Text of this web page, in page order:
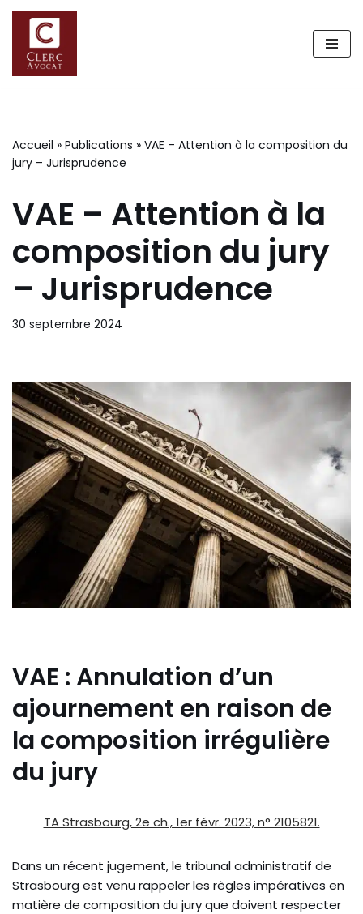
Aller
au
Accueil » Publications » VAE – Attention à la composition du
jury – Jurisprudence
VAE – Attention à la
composition du jury
– Jurisprudence
30 septembre 2024
VAE : Annulation d’un
ajournement en raison de
la composition irrégulière
du jury
TA Strasbourg, 2e ch., 1er févr. 2023, n° 2105821.
Dans un récent jugement, le tribunal administratif de
Strasbourg est venu rappeler les règles impératives en
matière de composition du jury que doivent respecter